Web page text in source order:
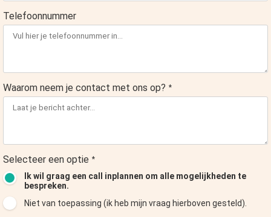
Telefoonnummer
Waarom neem je contact met ons op? *
Selecteer een optie *
Ik wil graag een call inplannen om alle mogelijkheden te
bespreken.
Niet van toepassing (ik heb mijn vraag hierboven gesteld).
op
gebruikt
te